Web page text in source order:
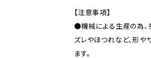
【注意事項】
●機械による生産の為、
ズレやほつれなど、形
ます。